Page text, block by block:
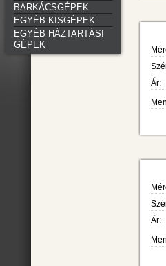
BARKÁCSGÉPEK
EGYÉB KISGÉPEK
EGYÉB HÁZTARTÁSI
GÉPEK
Ár:
Ár: